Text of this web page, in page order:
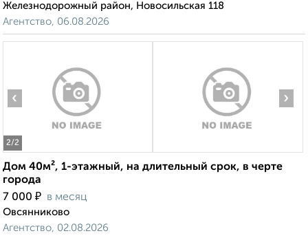
Железнодорожный район, Новосильская 118
Агентство, 06.08.2026
2/2
‹ ›
Дом 40м², 1-этажный, на длительный срок, в черте
города
7 000 ₽ в месяц
Овсянниково
Агентство, 02.08.2026